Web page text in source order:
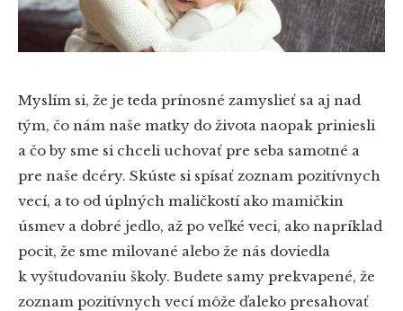
Myslím si, že je teda prínosné zamyslieť sa aj nad
tým, čo nám naše matky do života naopak priniesli
a čo by sme si chceli uchovať pre seba samotné a
pre naše dcéry. Skúste si spísať zoznam pozitívnych
vecí, a to od úplných maličkostí ako mamičkin
úsmev a dobré jedlo, až po veľké veci, ako napríklad
pocit, že sme milované alebo že nás doviedla
k vyštudovaniu školy. Budete samy prekvapené, že
zoznam pozitívnych vecí môže ďaleko presahovať